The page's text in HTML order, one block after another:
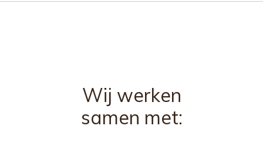
Wij werken
samen met: